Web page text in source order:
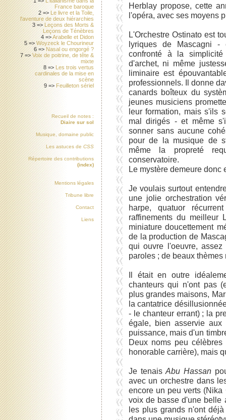
Herblay propose, cette
l'opéra, avec ses moyens
L'Orchestre Ostinato est
lyriques de Mascagni -
confronté à la
d'archet, ni même
liminaire est
professionnels. Il donne
canards boîteux du
jeunes musiciens
leur formation, mais s'ils
mal dirigés - et même
sonner sans aucune
pour de la musique de
même la propreté
conservatoire.
Le mystère demeure donc
Je voulais surtout
une jolie orchestration
harpe, quatuor
raffinements du meilleur
miniature doucettement
de la production de
qui ouvre l'oeuvre,
paroles ; de beaux thèmes
Il était en outre
chanteurs qui n'ont pas
plus grandes maisons,
la cantatrice
- le chanteur errant) ; la
égale, bien asservie
puissance, mais d'un
Deux noms peu
honorable carrière), mais
Je tenaisAbu Hassan
avec un orchestre dans
encore un peu verts
voix de basse d'une belle
les plus grands n'ont
France baroque
2 => Le livre et la Toile,
l'aventure de deux hiérarchies
3 => Leçons des Morts &
Leçons de Ténèbres
4 =>Arabelle et Didon
5 =>Woyzeck le Chourineur
6 => Nasal ou engorgé ?
7 =>Voix de poitrine, de tête &
mixte
8 => Les trois vertus
cardinales de la mise en
scène
9 => Feuilleton sériel
Recueil de notes :
Diaire sur sol
Musique, domaine public
Les astuces de CSS
Répertoire des contributions
(index)
Mentions légales
Tribune libre
Contact
Liens